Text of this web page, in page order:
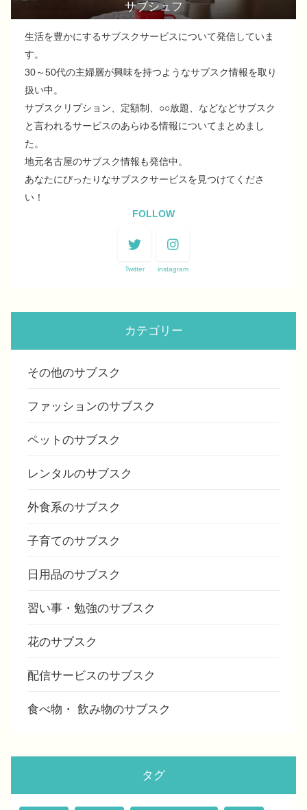
サブシュフ
生活を豊かにするサブスクサービスについて発信していま
す。
30～50代の主婦層が興味を持つようなサブスク情報を取り
扱い中。
サブスクリプション、定額制、○○放題、などなどサブスク
と言われるサービスのあらゆる情報についてまとめまし
た。
地元名古屋のサブスク情報も発信中。
あなたにぴったりなサブスクサービスを見つけてくださ
い！
FOLLOW
Twitter instagram
カテゴリー
その他のサブスク
ファッションのサブスク
ペットのサブスク
レンタルのサブスク
外食系のサブスク
子育てのサブスク
日用品のサブスク
習い事・勉強のサブスク
花のサブスク
配信サービスのサブスク
食べ物・ 飲み物のサブスク
タグ